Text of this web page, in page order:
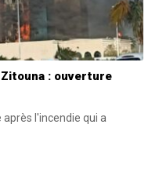
Zitouna : ouverture
l'incendie qui a